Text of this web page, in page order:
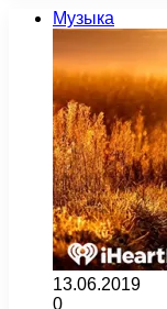
Музыка
13.06.2019
0